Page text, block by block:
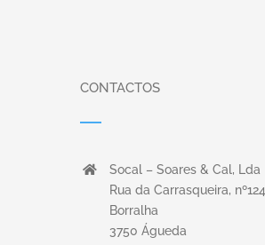
CONTACTOS
Socal – Soares & Cal, Lda
Rua da Carrasqueira, nº124
Borralha
3750 Águeda